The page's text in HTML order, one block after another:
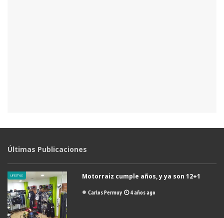
Últimas Publicaciones
LIFESTYLE Motorraiz cumple años, y ya son 12+1
Carlos Permuy 4 años ago